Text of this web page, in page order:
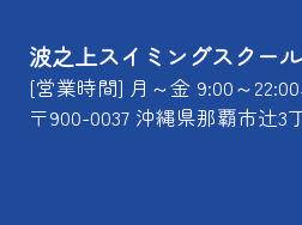
波之上スイミングスクール
[営業時間] 月～金 9:00～
〒900-0037 沖縄県那覇市辻3